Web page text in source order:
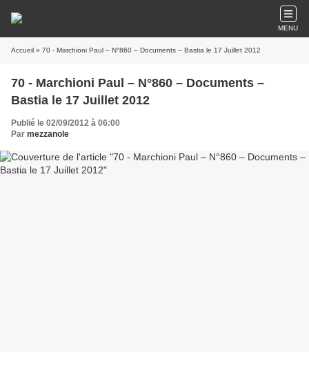
MENU
Accueil » 70 - Marchioni Paul – N°860 – Documents – Bastia le 17 Juillet 2012
70 - Marchioni Paul – N°860 – Documents –
Bastia le 17 Juillet 2012
Publié le 02/09/2012 à 06:00
Par mezzanole